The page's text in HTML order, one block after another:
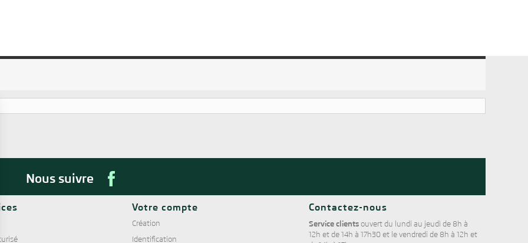
Nous suivre
Votre compte
Création
Identification
Contactez-nous
Service clients ouvert du lundi au jeudi de 8h à
12h et de 14h à 17h30 et le vendredi de 8h à 12h et